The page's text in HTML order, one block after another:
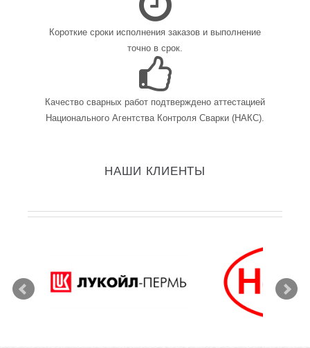
Короткие сроки исполнения заказов и выполнение
точно в срок.
Качество сварных работ подтверждено аттестацией
Национального Агентства Контроля Сварки (НАКС).
НАШИ КЛИЕНТЫ